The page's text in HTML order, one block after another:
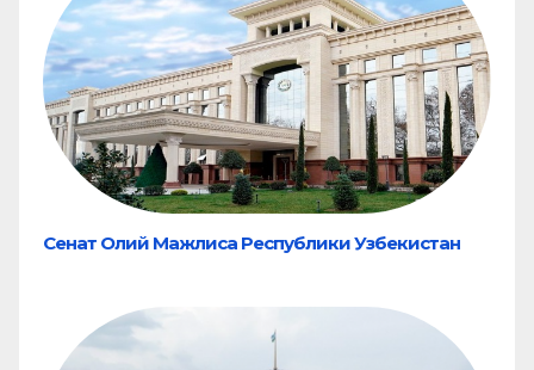
Сенат Олий Мажлиса Республики Узбекистан